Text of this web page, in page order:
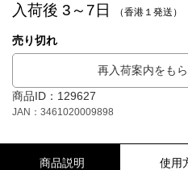
入荷後 3～7日 （香港１発送）
売り切れ
再入荷案内をもら
商品ID：129627
JAN：3461020009898
商品説明 使用